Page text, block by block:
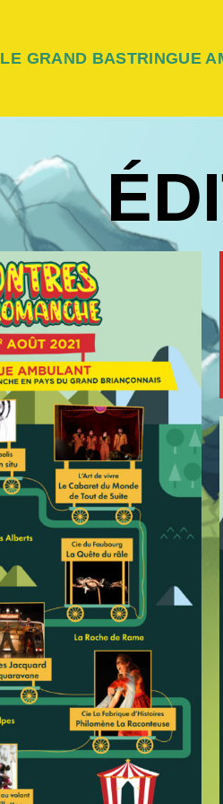
LE GRAND BASTRINGUE